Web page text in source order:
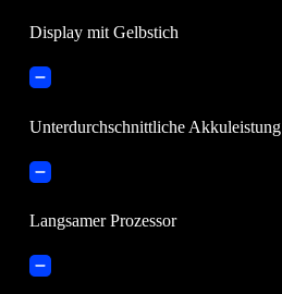
Display mit Gelbstich
Unterdurchschnittliche Akkuleistung
Langsamer Prozessor